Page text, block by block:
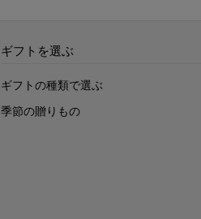
ギフトを選ぶ
ギフトの種類で選ぶ
季節の贈りもの